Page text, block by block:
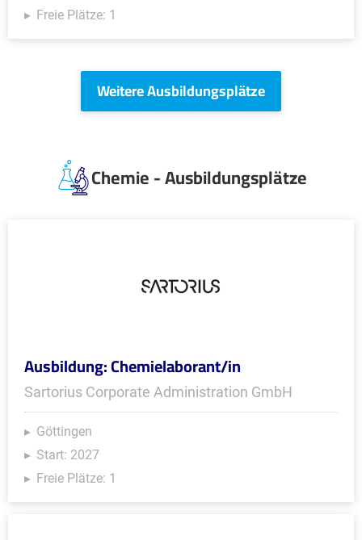
Freie Plätze: 1
Weitere Ausbildungsplätze
Chemie - Ausbildungsplätze
Ausbildung: Chemielaborant/in
Sartorius Corporate Administration GmbH
Göttingen
Start: 2027
Freie Plätze: 1